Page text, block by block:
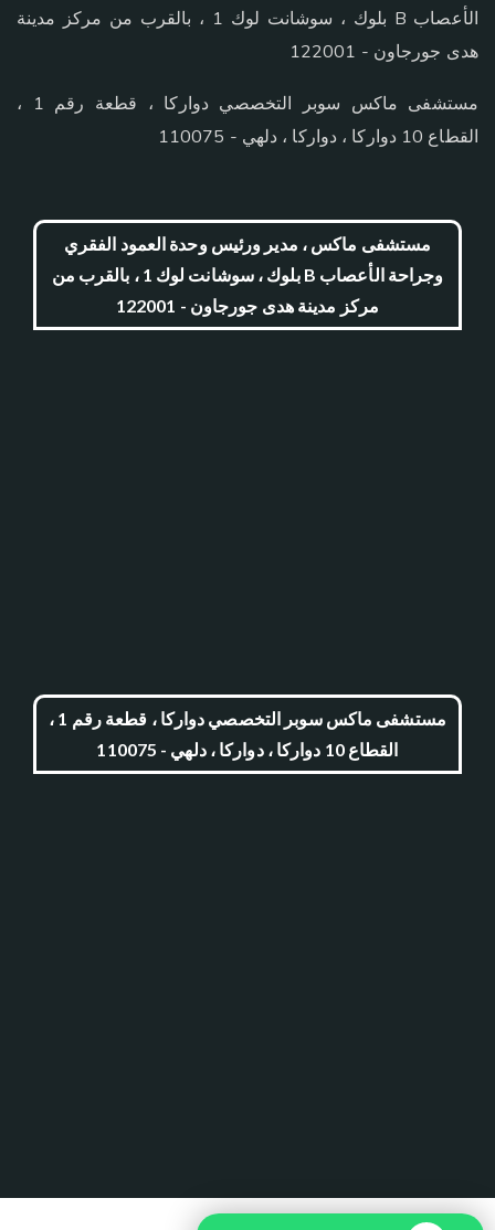
الأعصاب B بلوك ، سوشانت لوك 1 ، بالقرب من مركز مدينة
هدى جورجاون - 122001
مستشفى ماكس سوبر التخصصي دواركا ، قطعة رقم 1 ،
القطاع 10 دواركا ، دواركا ، دلهي - 110075
مستشفى ماكس ، مدير ورئيس وحدة العمود الفقري
وجراحة الأعصاب B بلوك ، سوشانت لوك 1 ، بالقرب من
مركز مدينة هدى جورجاون - 122001
مستشفى ماكس سوبر التخصصي دواركا ، قطعة رقم 1 ،
القطاع 10 دواركا ، دواركا ، دلهي - 110075